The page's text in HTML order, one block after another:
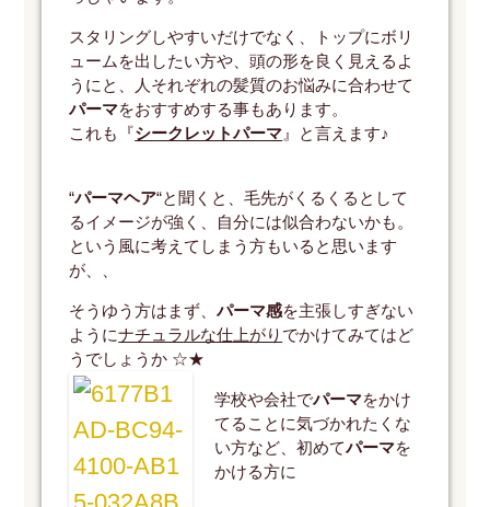
スタリングしやすいだけでなく、トップにボリ
ュームを出したい方や、頭の形を良く見えるよ
うにと、人それぞれの髪質のお悩みに合わせて
パーマをおすすめする事もあります。
これも『シークレットパーマ 』と言えます♪
“パーマヘア“と聞くと、毛先がくるくるとして
るイメージが強く、自分には似合わないかも。
という風に考えてしまう方もいると思います
が、、
そうゆう方はまず、パーマ感を主張しすぎない
ようにナチュラルな仕上がり でかけてみてはど
うでしょうか ☆★
学校や会社でパーマをかけ
てることに気づかれたくな
い方など、初めてパーマを
かける方に